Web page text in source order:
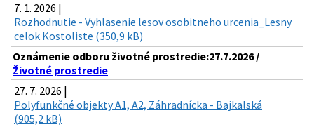
7. 1. 2026 |
Rozhodnutie - Vyhlasenie lesov osobitneho urcenia_Lesny
celok Kostoliste (350,9 kB)
Oznámenie odboru životné prostredie:27.7.2026 /
Životné prostredie
27. 7. 2026 |
Polyfunkčné objekty A1, A2, Záhradnícka - Bajkalská
(905,2 kB)